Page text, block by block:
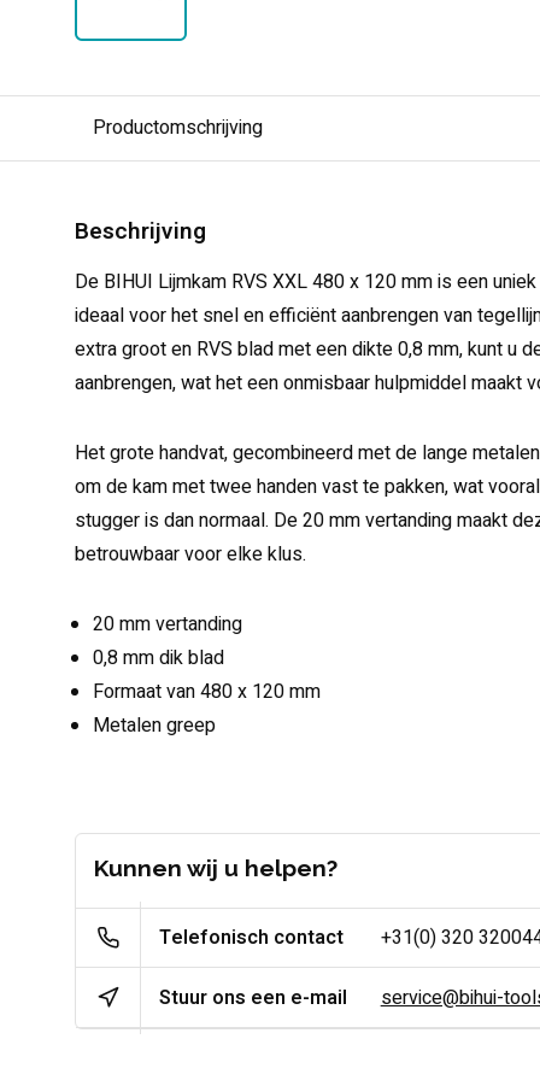
Productomschrijving
Beschrijving
De BIHUI Lijmkam RVS XXL 480 x 120 mm is een
ideaal voor het snel en efficiënt aanbrengen van
extra groot en RVS blad met een dikte 0,8 mm, kunt u
aanbrengen, wat het een onmisbaar hulpmiddel maakt
Het grote handvat, gecombineerd met de lange
om de kam met twee handen vast te pakken, wat
stugger is dan normaal. De 20 mm vertanding maakt
betrouwbaar voor elke klus.
20 mm vertanding
0,8 mm dik blad
Formaat van 480 x 120 mm
Metalen greep
Kunnen wij u helpen?
Telefonisch contact +31(0) 320
Stuur ons een e-mail service@bihui-